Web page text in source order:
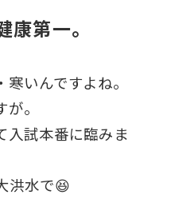
第一。
いんですよね。
。
入試本番に臨みま
洪水で😆